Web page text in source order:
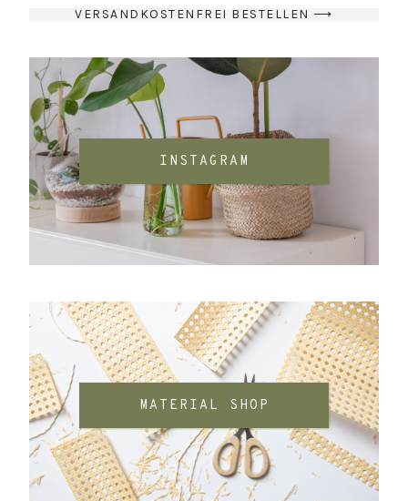
VERSANDKOSTENFREI BESTELLEN ⟶
INSTAGRAM
MATERIAL SHOP